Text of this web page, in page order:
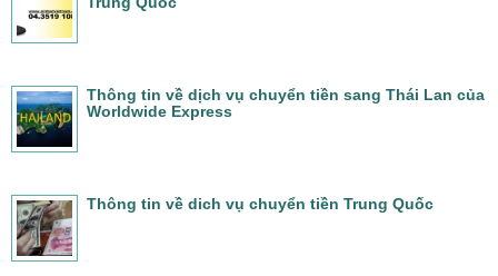
Thông tin về dịch vụ chuyển tiền sang Thái Lan của
Worldwide Express
Thông tin về dich vụ chuyển tiền Trung Quốc